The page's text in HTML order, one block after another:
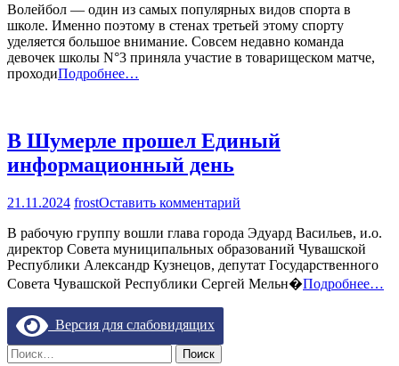
СПОРТИВНЫЕ
РЕКОРДЫ
Волейбол — один из самых популярных видов спорта в
школе. Именно поэтому в стенах третьей этому спорту
уделяется большое внимание. Совсем недавно команда
девочек школы N°3 приняла участие в товарищеском матче,
проходиПодробнее…
В Шумерле прошел Единый
информационный день
21.11.2024 frostОставить комментарий
Шумерле
прошел
Единый
информационный
В рабочую группу вошли глава города Эдуард Васильев, и.о.
директор Совета муниципальных образований Чувашской
Республики Александр Кузнецов, депутат Государственного
Совета Чувашской Республики Сергей Мельн�Подробнее…
Версия для слабовидящих
Найти: